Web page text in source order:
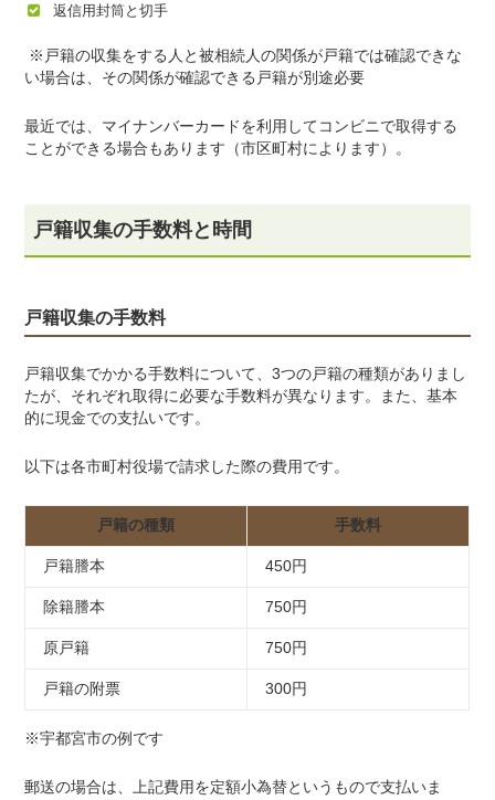
返信用封筒と切手
※戸籍の収集をする人と被相続人の関係が戸籍では確認できな
い場合は、その関係が確認できる戸籍が別途必要
最近では、マイナンバーカードを利用してコンビニで取得する
ことができる場合もあります（市区町村によります）。
戸籍収集の手数料と時間
戸籍収集の手数料
戸籍収集でかかる手数料について、3つの戸籍の種類がありまし
たが、それぞれ取得に必要な手数料が異なります。また、基本
的に現金での支払いです。
以下は各市町村役場で請求した際の費用です。
戸籍の種類 手数料
戸籍謄本 450円
除籍謄本 750円
原戸籍 750円
戸籍の附票 300円
※宇都宮市の例です
郵送の場合は、上記費用を定額小為替というもので支払いま